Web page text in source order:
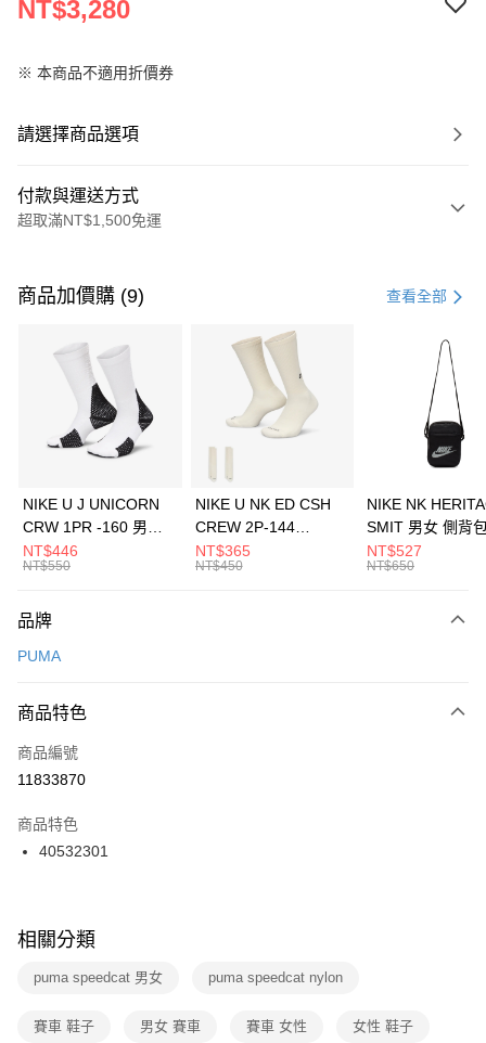
NT$3,280
※ 本商品不適用折價券
請選擇商品選項
付款與運送方式
超取滿NT$1,500免運
信用卡一次付款
3 期 0 利率 每期 21家銀行
合作金庫商業銀行
第一商業銀行
華南商業銀行
彰化商業銀行
上海商業儲蓄銀行
元大商業銀行
台灣樂天信用卡公司
Apple Pay
全盈+PAY
AFTEE先享後付
【關於「AFTEE先享後付」】
便利好安心！
３．安心：先確認商品／服務後，再付款。
【「AFTEE先享後付」結帳流程】
１．於結帳方式選擇「AFTEE先享後付」後，將跳轉至「AFTEE先享後付」
２．訂單成立數日內，您將收到繳費通知簡訊。
３．收到繳費通知簡訊後14天內，點擊此簡訊中的連結，可透過四大超商／
ATM／網路銀行／等多元方式進行付款，方視為交易完成。
※ 交易是否成功請以「AFTEE先享後付 」之結帳頁面顯示為準，若有關於
是否繳費成功／繳費後需取消欲退款等相關疑問，請聯繫「AFTEE先享後付
客戶支援中心」https://netprotections.freshdesk.com/support/home
１．透過由恩沛科技股份有限公司提供之「AFTEE先享後付」服務完成之交
運送方式
每筆NT$100，滿NT$1,500(含以上)免運費
宅配
每筆NT$100，滿NT$1,500(含以上)免運費
付款後門市自取
每筆NT$100，滿NT$1,500(含以上)免運費
商品加價購 (9) 查看全部
NIKE U J UNICORN
CRW 1PR -160 男女
中統襪 FZ3393100
NT$446
NT$550
NIKE U NK ED CSH
CREW 2P-144
EMBRDY 男女 短統襪
FZ3073133
NT$365
NT$450
NIKE NK
SMIT 男女 側背
BA5871010
NT$527
NT$650
品牌
PUMA
商品特色
商品編號
11833870
商品特色
40532301
相關分類
puma speedcat 男女 puma speedcat nylon
賽車 鞋子 男女 賽車 賽車 女性 女性 鞋子